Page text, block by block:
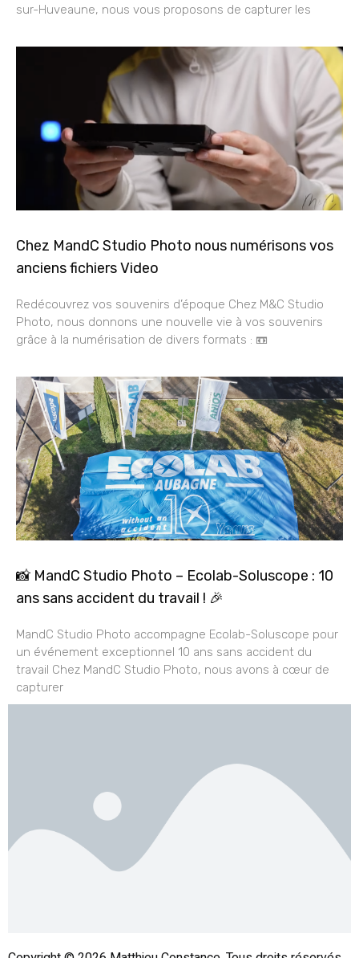
sur-Huveaune, nous vous proposons de capturer les
Chez MandC Studio Photo nous numérisons vos
anciens fichiers Video
Redécouvrez vos souvenirs d’époque Chez M&C Studio
Photo, nous donnons une nouvelle vie à vos souvenirs
grâce à la numérisation de divers formats : 📼
📸 MandC Studio Photo – Ecolab-Soluscope : 10
ans sans accident du travail ! 🎉
MandC Studio Photo accompagne Ecolab-Soluscope pour
un événement exceptionnel 10 ans sans accident du
travail Chez MandC Studio Photo, nous avons à cœur de
capturer